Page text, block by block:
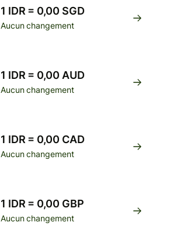
1 IDR = 0,00 SGD
Aucun changement
1 IDR = 0,00 AUD
Aucun changement
1 IDR = 0,00 CAD
Aucun changement
1 IDR = 0,00 GBP
Aucun changement